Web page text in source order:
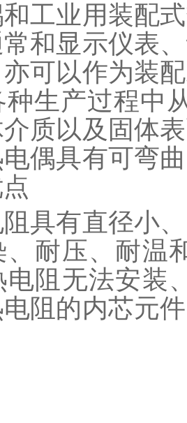
工业用装配
和显示仪表
可以作为装
种生产过程中
质以及固体
偶具有可弯
具有直径小
耐压、耐温
电阻无法安装
阻的内芯元